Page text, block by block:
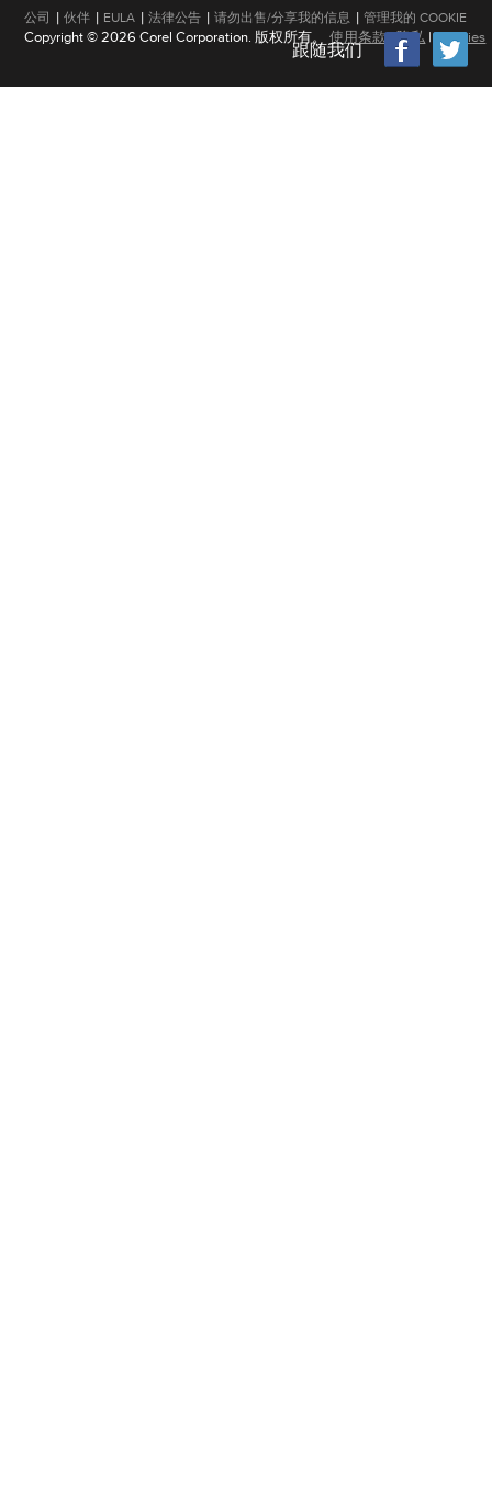
您可以通过单击“开始” – 找出它是什么 –
到计算机的设备数量”。 “选择要创建图
制”将ISO文件复制到Thumb Drive。您
公司 | 伙伴 | EULA | 法律公告 | 请勿出售/分享我的信息 | 管理我的 COOKIE
Copyright © 2026 Corel Corporation. 版权所有。使用条款|隐私 |Cookies
跟随我们